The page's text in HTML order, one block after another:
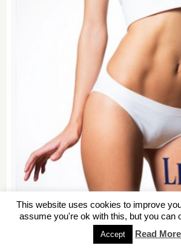
280,00 € ,
This website uses cookies to improve
assume you're ok with this, but you can
Accept Read More